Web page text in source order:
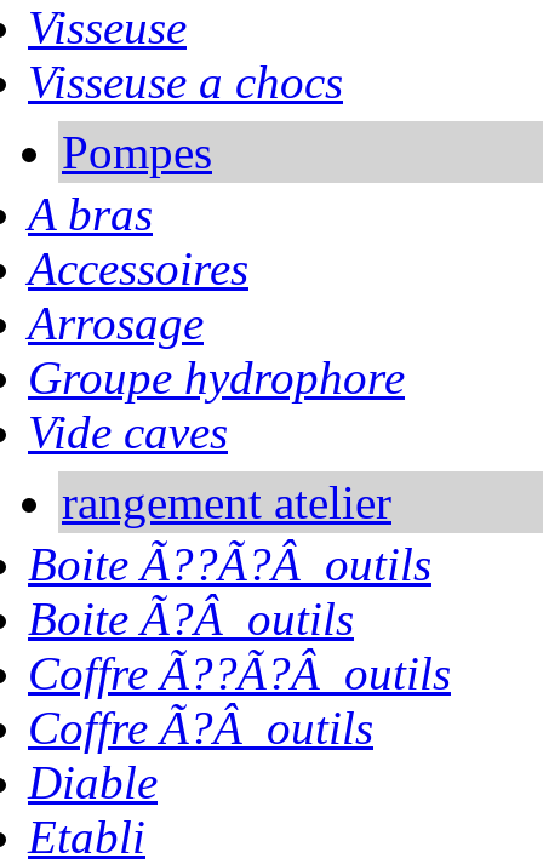
Visseuse
Visseuse a chocs
Pompes
A bras
Accessoires
Arrosage
Groupe hydrophore
Vide caves
rangement atelier
Boite Ã??Ã?Â outils
Boite Ã?Â outils
Coffre Ã??Ã?Â outils
Coffre Ã?Â outils
Diable
Etabli